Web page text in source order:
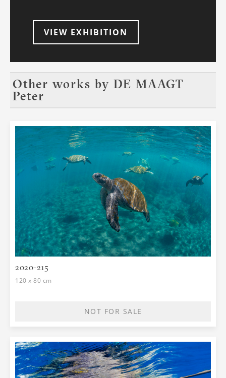
VIEW EXHIBITION
Other works by DE MAAGT
Peter
2020-215
120 x 80 cm
NOT FOR SALE